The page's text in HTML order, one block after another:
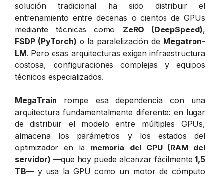
solución tradicional ha sido distribuir el
entrenamiento entre decenas o cientos de GPUs
mediante técnicas como ZeRO (DeepSpeed),
FSDP (PyTorch) o la paralelización de Megatron-
LM. Pero esas arquitecturas exigen infraestructura
costosa, configuraciones complejas y equipos
técnicos especializados.
MegaTrain rompe esa dependencia con una
arquitectura fundamentalmente diferente: en lugar
de distribuir el modelo entre múltiples GPUs,
almacena los parámetros y los estados del
optimizador en la memoria del CPU (RAM del
servidor) —que hoy puede alcanzar fácilmente 1,5
TB— y usa la GPU como un motor de cómputo